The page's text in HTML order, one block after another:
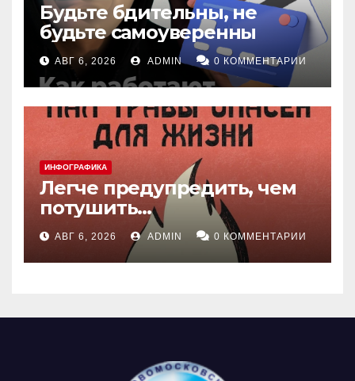
Будьте бдительны, не
будьте самоуверенны
АВГ 6, 2026 ADMIN 0 КОММЕНТАРИИ
ИНФОГРАФИКА
Легче предупредить, чем
потушить…
АВГ 6, 2026 ADMIN 0 КОММЕНТАРИИ